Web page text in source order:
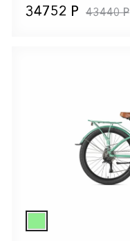
34752 Р 43440 Р